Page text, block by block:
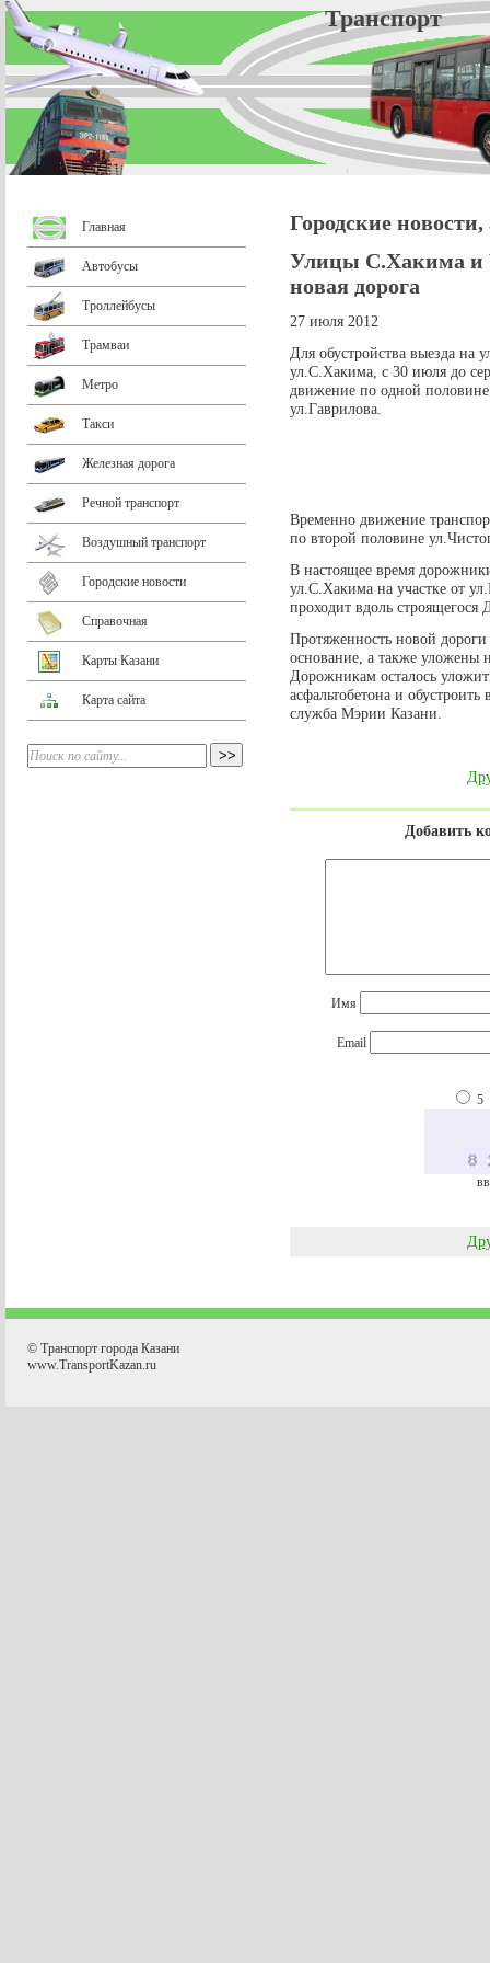
Главная
Автобусы
Троллейбусы
Трамваи
Метро
Такси
Железная дорога
Речной транспорт
Воздушный транспорт
Городские новости
Справочная
Карты Казани
Карта сайта
Городские
Улицы С.Хакима и
новая дорога
27 июля 2012
Для обустройства выезда на
ул.С.Хакима, с 30 июля до
движение по одной
ул.Гаврилова.
Временно движение
по второй половине
В настоящее время
ул.С.Хакима на участке от
проходит вдоль
Протяженность новой дороги
основание, а также уложены
Дорожникам осталось
асфальтобетона и
служба Мэрии Казани.
Добавить
Имя
Email
5
© Транспорт города Казани
www.TransportKazan.ru